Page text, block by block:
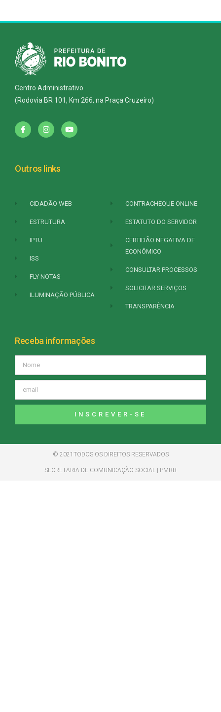
Centro Administrativo
(Rodovia BR 101, Km 266, na Praça Cruzeiro)
Outros links
CIDADÃO WEB
ESTRUTURA
IPTU
ISS
FLY NOTAS
ILUMINAÇÃO PÚBLICA
CONTRACHEQUE ONLINE
ESTATUTO DO SERVIDOR
CERTIDÃO NEGATIVA DE
ECONÔMICO
CONSULTAR PROCESSOS
SOLICITAR SERVIÇOS
TRANSPARÊNCIA
Receba informações
INSCREVER-SE
© 2021TODOS OS DIREITOS RESERVADOS
SECRETARIA DE COMUNICAÇÃO SOCIAL | PMRB